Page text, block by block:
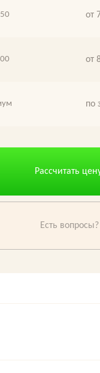
от
от
по
Рассчитать
Есть вопросы?